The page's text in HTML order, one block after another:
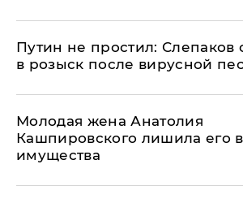
Путин не простил: Слепаков
в розыск после вирусной
Молодая жена Анатолия
Кашпировского лишила его
имущества